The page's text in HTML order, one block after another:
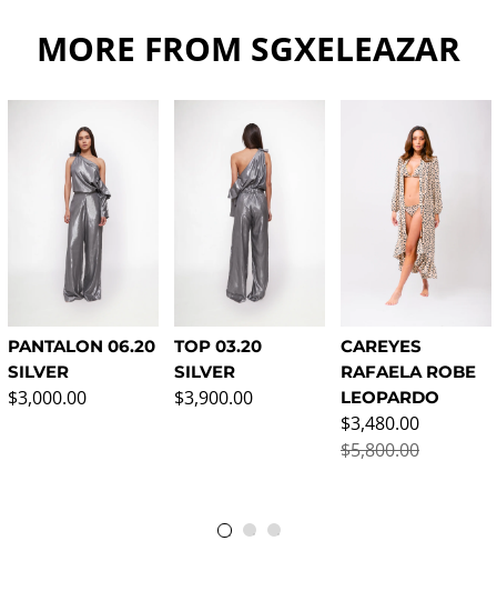
MORE FROM SGXELEAZAR
PANTALON 06.20
SILVER
Regular price
$3,000.00
TOP 03.20
SILVER
Regular price
$3,900.00
CAREYES
RAFAELA ROBE
LEOPARDO
Sale price
$3,480.00
Regular price
$5,800.00